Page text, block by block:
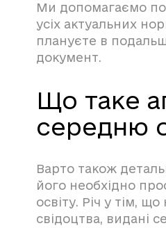
Ми допомагаємо
усіх актуальних
плануєте в
документ.
Що таке
середню
Варто також
його необхідно
освіту. Річ у тім,
свідоцтва,